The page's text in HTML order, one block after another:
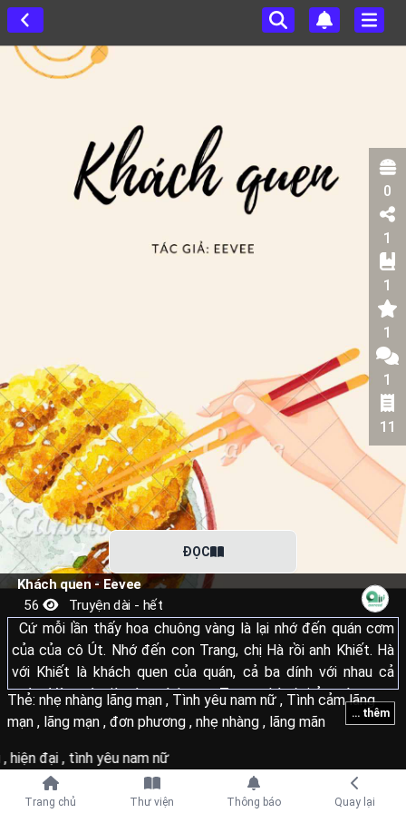
Tiếp tục với
0
1
1
1
1
11
ĐỌC
Khách quen - Eevee
56 Truyện dài - hết
... thêm
Cứ mỗi lần thấy hoa chuông vàng là lại nhớ đến quán cơm
của của cô Út. Nhớ đến con Trang, chị Hà rồi anh Khiết. Hà
với Khiết là khách quen của quán, cả ba dính với nhau cả
ngày. Vậy mà giờ còn mình con Trang chờ đợi ở quán cơm,
đợi một ngày nào đó hai vị khách quen sẽ trở lại.
Tôi đã nói rồi, còn thứ gì đó để mất chính là dấu hiệu con
Thẻ: nhẹ nhàng lãng mạn , Tình yêu nam nữ , Tình cảm lãng
mạn , lãng mạn , đơn phương , nhẹ nhàng , lãng mãn
hiện đại tình yêu nam nữ
Trang chủ Thư viện Thông báo Quay lại